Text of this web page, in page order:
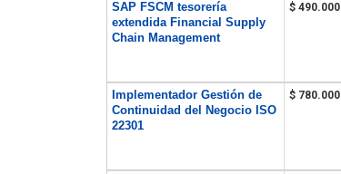
SAP FSCM tesorería
extendida Financial Supply
Chain Management
$ 490.000
Implementador Gestión de
Continuidad del Negocio ISO
22301
$ 780.000